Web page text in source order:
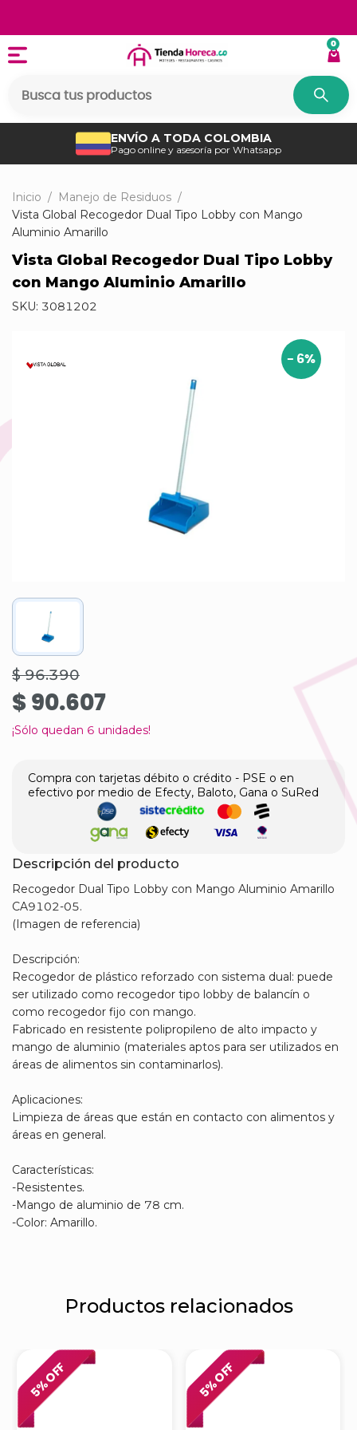
0
ENVÍO A TODA COLOMBIA
Pago online y asesoría por Whatsapp
Inicio / Manejo de Residuos /
Vista Global Recogedor Dual Tipo Lobby con Mango
Aluminio Amarillo
Vista Global Recogedor Dual Tipo Lobby
con Mango Aluminio Amarillo
SKU: 3081202
- 6%
¡Sólo quedan 6 unidades!
$ 96.390
$ 90.607
Compra con tarjetas débito o crédito - PSE o en
efectivo por medio de Efecty, Baloto, Gana o SuRed
Descripción del producto
Recogedor Dual Tipo Lobby con Mango Aluminio Amarillo
CA9102-05.
(Imagen de referencia)
Descripción:
Recogedor de plástico reforzado con sistema dual: puede
ser utilizado como recogedor tipo lobby de balancín o
como recogedor fijo con mango.
Fabricado en resistente polipropileno de alto impacto y
mango de aluminio (materiales aptos para ser utilizados en
áreas de alimentos sin contaminarlos).
Aplicaciones:
Limpieza de áreas que están en contacto con alimentos y
áreas en general.
Características:
-Resistentes.
-Mango de aluminio de 78 cm.
-Color: Amarillo.
Productos relacionados
5
% OFF 5
% OFF